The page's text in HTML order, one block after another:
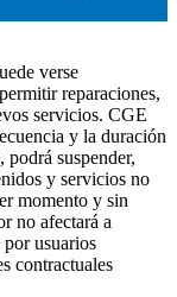
verse
reparaciones,
servicios. CGE
y la duración
suspender,
y servicios no
momento y sin
no afectará a
usuarios
contractuales